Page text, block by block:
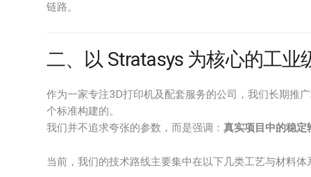
链路。
二、以 Stratasys 为核心的工业
作为一家专注3D打印机及配套服务的公司，我们长期推
个标准构建的。
我们并不追求夸张的参数，而是强调： 真实项目中的稳定
当前，我们的技术路线主要集中在以下几类工艺与材料